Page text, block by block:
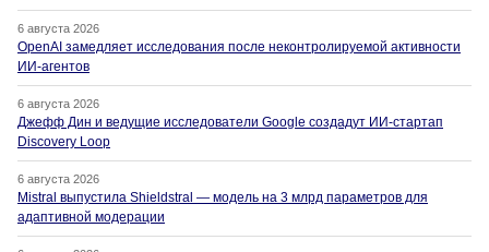
6 августа 2026
OpenAI замедляет исследования после неконтролируемой активности
ИИ-агентов
6 августа 2026
Джефф Дин и ведущие исследователи Google создадут ИИ-стартап
Discovery Loop
6 августа 2026
Mistral выпустила Shieldstral — модель на 3 млрд параметров для
адаптивной модерации